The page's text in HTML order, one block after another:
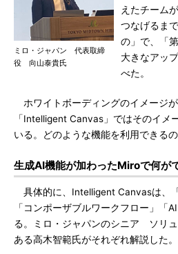
ミロ・ジャパン 代表取締
役 向山泰貴氏
えたチーム
つなげるま
の」で、「
大きなアッ
べた。
ホワイトボーディングのイメージが
「Intelligent Canvas」ではそのイメ
いる。どのような機能を利用できるの
生成AI機能が加わったMiroで何が
具体的に、Intelligent Canvasは、
「コンポーザブルワークフロー」「
る。ミロ・ジャパンのシニア ソリ
ある高木智範氏がそれぞれ解説した。